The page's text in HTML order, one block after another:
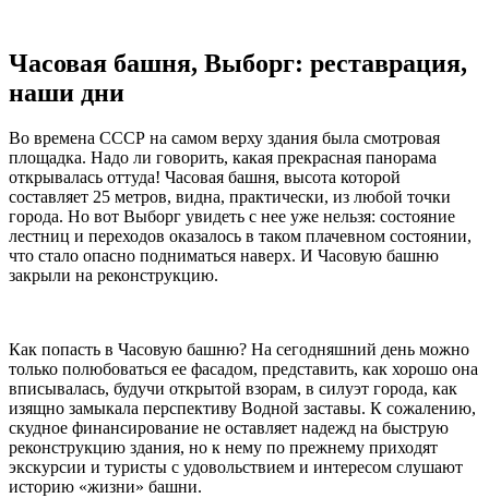
Часовая башня, Выборг: реставрация,
наши дни
Во времена СССР на самом верху здания была смотровая
площадка. Надо ли говорить, какая прекрасная панорама
открывалась оттуда! Часовая башня, высота которой
составляет 25 метров, видна, практически, из любой точки
города. Но вот Выборг увидеть с нее уже нельзя: состояние
лестниц и переходов оказалось в таком плачевном состоянии,
что стало опасно подниматься наверх. И Часовую башню
закрыли на реконструкцию.
Как попасть в Часовую башню? На сегодняшний день можно
только полюбоваться ее фасадом, представить, как хорошо она
вписывалась, будучи открытой взорам, в силуэт города, как
изящно замыкала перспективу Водной заставы. К сожалению,
скудное финансирование не оставляет надежд на быструю
реконструкцию здания, но к нему по прежнему приходят
экскурсии и туристы с удовольствием и интересом слушают
историю «жизни» башни.